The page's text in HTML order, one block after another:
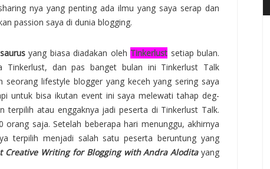
nya yang penting ada ilmu yang saya serap dan
passion saya di dunia blogging.
yang biasa diadakan oleh Tinkerlust setiap bulan.
Tinkerlust, dan pas banget bulan ini Tinkerlust Talk
seorang lifestyle blogger yang keceh yang sering saya
untuk bisa ikutan event ini saya melewati tahap deg-
terpilih atau enggaknya jadi peserta di Tinkerlust Talk.
saja. Setelah beberapa hari menunggu, akhirnya
terpilih menjadi salah satu peserta beruntung yang
Creative Writing for Blogging with Andra Aloditayang